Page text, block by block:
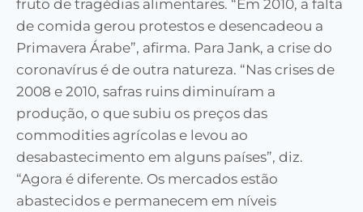
fruto de tragédias alimentares. “Em 2010, a falta
de comida gerou protestos e desencadeou a
Primavera Árabe”, afirma. Para Jank, a crise do
coronavírus é de outra natureza. “Nas crises de
2008 e 2010, safras ruins diminuíram a
produção, o que subiu os preços das
commodities agrícolas e levou ao
desabastecimento em alguns países”, diz.
“Agora é diferente. Os mercados estão
abastecidos e permanecem em níveis